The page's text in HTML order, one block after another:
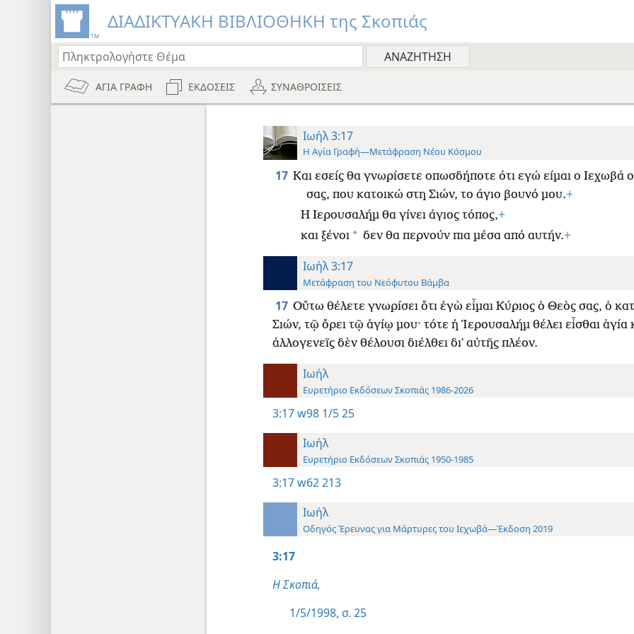
ΔΙΑΔΙΚΤΥΑΚΗ ΒΙΒΛΙΟΘΗΚΗ της Σκοπιάς
ΑΓΙΑ ΓΡΑΦΗ ΕΚΔΟΣΕΙΣ ΣΥΝΑΘΡΟΙΣΕΙΣ
Ιωήλ 3:17
Η Αγία Γραφή—Μετάφραση Νέου Κόσμου
17 Και εσείς θα γνωρίσετε οπωσδήποτε ότι εγώ είμαι ο Ιεχωβά
σας, που κατοικώ στη Σιών, το άγιο βουνό μου.+
Η Ιερουσαλήμ θα γίνει άγιος τόπος,+
και ξένοι * δεν θα περνούν πια μέσα από αυτήν.+
Ιωήλ 3:17
Μετάφραση του Νεόφυτου Βάμβα
17 Οὕτω θέλετε γνωρίσει ὅτι ἐγὼ εἶμαι Κύριος ὁ Θεὸς σας, ὁ
Σιών, τῷ ὄρει τῷ ἁγίῳ μου· τότε ἡ Ἱερουσαλήμ θέλει εἶσθαι ἁγία
ἀλλογενεῖς δὲν θέλουσι διέλθει δι᾿ αὐτῆς πλέον.
Ιωήλ
Ευρετήριο Εκδόσεων Σκοπιάς 1986-2026
3:17w98 1/5 25
Ιωήλ
Ευρετήριο Εκδόσεων Σκοπιάς 1950-1985
3:17w62 213
Ιωήλ
Οδηγός Έρευνας για Μάρτυρες του Ιεχωβά—Έκδοση 2019
3:17
Η Σκοπιά,
1/5/1998, σ. 25